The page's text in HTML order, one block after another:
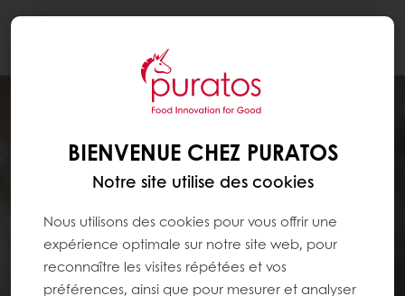
BIENVENUE CHEZ PURATOS
Notre site utilise des cookies
Nous utilisons des cookies pour vous offrir une
expérience optimale sur notre site web, pour
reconnaître les visites répétées et vos
préférences, ainsi que pour mesurer et analyser